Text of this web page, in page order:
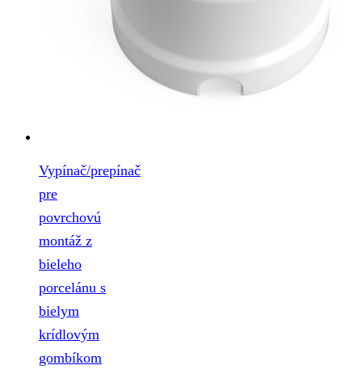
Vypínač/prepínač
pre
povrchovú
montáž z
bieleho
porcelánu s
bielym
krídlovým
gombíkom